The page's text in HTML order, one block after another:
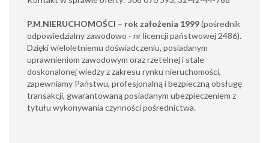
P.M.NIERUCHOMOŚCI – rok założenia 1999(pośrednik
odpowiedzialny zawodowo - nr licencji państwowej 2486).
Dzięki wieloletniemu doświadczeniu, posiadanym
uprawnieniom zawodowym oraz rzetelnej i stale
doskonalonej wiedzy z zakresu rynku nieruchomości,
zapewniamy Państwu, profesjonalną i bezpieczną obsługę
transakcji, gwarantowaną posiadanym ubezpieczeniem z
tytułu wykonywania czynności pośrednictwa.